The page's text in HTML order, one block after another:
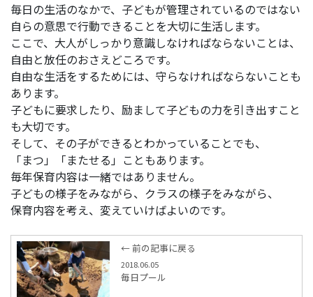
毎日の生活のなかで、子どもが管理されているのではない
自らの意思で行動できることを大切に生活します。
ここで、大人がしっかり意識しなければならないことは、
自由と放任のおさえどころです。
自由な生活をするためには、守らなければならないことも
あります。
子どもに要求したり、励まして子どもの力を引き出すこと
も大切です。
そして、その子ができるとわかっていることでも、
「まつ」「またせる」こともあります。
毎年保育内容は一緒ではありません。
子どもの様子をみながら、クラスの様子をみながら、
保育内容を考え、変えていけばよいのです。
← 前の記事に戻る
2018.06.05
毎日プール